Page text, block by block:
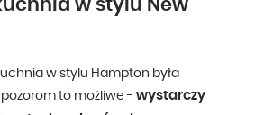
w stylu New
w stylu Hampton była
to możliwe - wystarczy